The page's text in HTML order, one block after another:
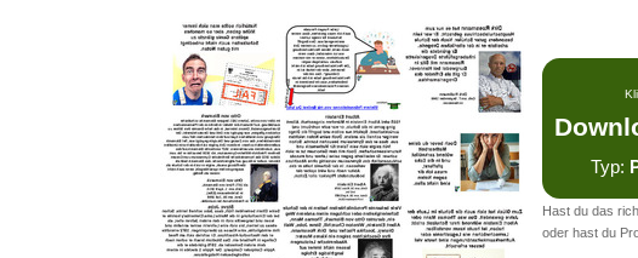
Typ:
Hast du das
oder hast du